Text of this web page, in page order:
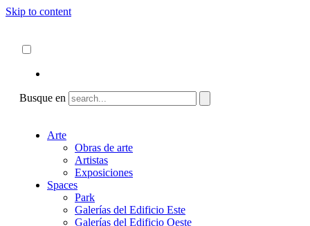
Skip to content
Busque en
Arte
Obras de arte
Artistas
Exposiciones
Spaces
Park
Galerías del Edificio Este
Galerías del Edificio Oeste